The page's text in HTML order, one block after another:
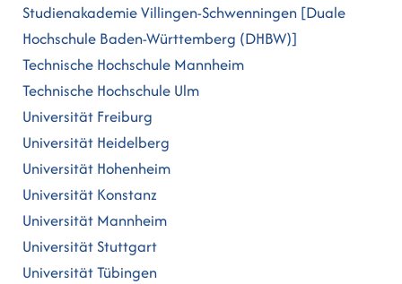
Studienakademie Villingen-Schwenningen [Duale
Hochschule Baden-Württemberg (DHBW)]
Technische Hochschule Mannheim
Technische Hochschule Ulm
Universität Freiburg
Universität Heidelberg
Universität Hohenheim
Universität Konstanz
Universität Mannheim
Universität Stuttgart
Universität Tübingen